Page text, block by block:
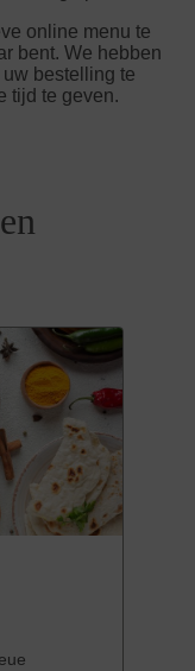
online menu te
bent. We hebben
bestelling te
tijd te geven.